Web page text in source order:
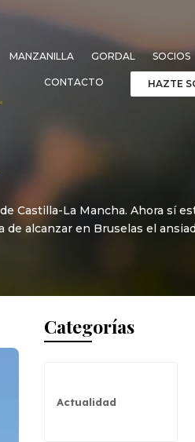
MANZANILLA GORDAL SOCIOS
CONTACTO HAZTE
Castilla-La Mancha. Ahora sí
alcanzar en Bruselas el
Categorías
Actualidad